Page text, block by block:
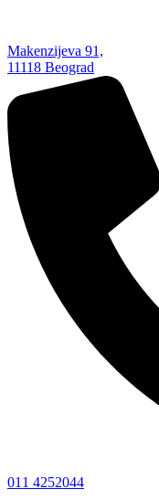
Makenzijeva 91,
11118 Beograd
011 4252044